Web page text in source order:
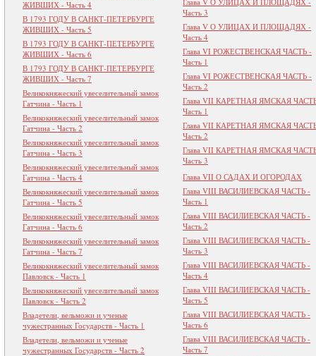
ЖИВШИХ - Часть 4
В 1793 ГОДУ В САНКТ-ПЕТЕРБУРГЕ
ЖИВШИХ - Часть 5
В 1793 ГОДУ В САНКТ-ПЕТЕРБУРГЕ
ЖИВШИХ - Часть 6
В 1793 ГОДУ В САНКТ-ПЕТЕРБУРГЕ
ЖИВШИХ - Часть 7
Великокняжеский увеселительный замок
Гатчина - Часть 1
Великокняжеский увеселительный замок
Гатчина - Часть 2
Великокняжеский увеселительный замок
Гатчина - Часть 3
Великокняжеский увеселительный замок
Гатчина - Часть 4
Великокняжеский увеселительный замок
Гатчина - Часть 5
Великокняжеский увеселительный замок
Гатчина - Часть 6
Великокняжеский увеселительный замок
Гатчина - Часть 7
Великокняжеский увеселительный замок
Павловск - Часть 1
Великокняжеский увеселительный замок
Павловск - Часть 2
Владетели, вельможи и ученые
чужестранных Государств - Часть 1
Владетели, вельможи и ученые
чужестранных Государств - Часть 2
Часть 3
Глава V О УЛИЦАХ И ПЛОЩАДЯХ -
Часть 4
Глава VI РОЖЕСТВЕНСКАЯ ЧАСТЬ -
Часть 1
Глава VI РОЖЕСТВЕНСКАЯ ЧАСТЬ -
Часть 2
Глава VII КАРЕТНАЯ ЯМСКАЯ
Часть 1
Глава VII КАРЕТНАЯ ЯМСКАЯ
Часть 2
Глава VII КАРЕТНАЯ ЯМСКАЯ
Часть 3
Глава VII О САДАХ И ОГОРОДАХ
Глава VIII ВАСИЛИЕВСКАЯ ЧАСТЬ -
Часть 1
Глава VIII ВАСИЛИЕВСКАЯ ЧАСТЬ -
Часть 2
Глава VIII ВАСИЛИЕВСКАЯ ЧАСТЬ -
Часть 3
Глава VIII ВАСИЛИЕВСКАЯ ЧАСТЬ -
Часть 4
Глава VIII ВАСИЛИЕВСКАЯ ЧАСТЬ -
Часть 5
Глава VIII ВАСИЛИЕВСКАЯ ЧАСТЬ -
Часть 6
Глава VIII ВАСИЛИЕВСКАЯ ЧАСТЬ -
Часть 7